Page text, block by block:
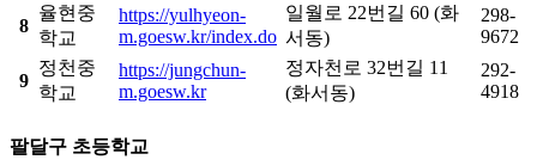
8
율현중
학교
https://yulhyeon-
m.goesw.kr/index.do
일월로 22번길 60 (화
서동)
298-
9672
9
정천중
학교
https://jungchun-
m.goesw.kr
정자천로 32번길 11
(화서동)
292-
4918
팔달구 초등학교